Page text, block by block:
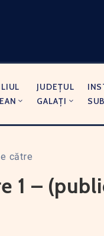
JUDEŢUL
GALAŢI
către
1 –